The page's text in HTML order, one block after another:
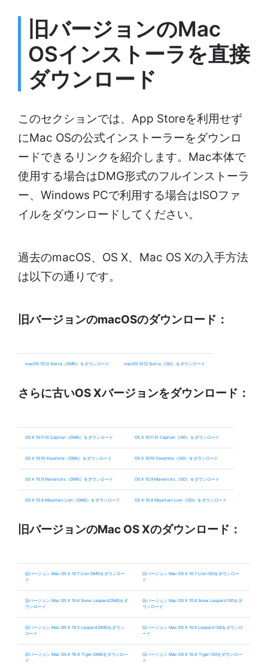
旧バージョンのMac
OSインストーラを直接
ダウンロード
このセクションでは、App Storeを利用せず
にMac OSの公式インストーラーをダウンロ
ードできるリンクを紹介します。Mac本体で
使用する場合はDMG形式のフルインストーラ
ー、Windows PCで利用する場合はISOファ
イルをダウンロードしてください。
過去のmacOS、OS X、Mac OS Xの入手方法
は以下の通りです。
旧バージョンのmacOSのダウンロード：
macOS 10.12 Sierra（DMG）をダウンロード macOS 10.12 Sierra（ISO）をダウンロード
さらに古いOS Xバージョンをダウンロード：
OS X 10.11 El Capitan（DMG）をダウンロード OS X 10.11 El Capitan（ISO）をダウンロード
OS X 10.10 Yosemite（DMG）をダウンロード OS X 10.10 Yosemite（ISO）をダウンロード
OS X 10.9 Mavericks（DMG）をダウンロード OS X 10.9 Mavericks（ISO）をダウンロード
OS X 10.8 Mountain Lion（DMG）をダウンロード OS X 10.8 Mountain Lion（ISO）をダウンロード
旧バージョンのMac OS Xのダウンロード：
旧バージョン Mac OS X 10.7 Lion DMGをダウンロー
ド
旧バージョン Mac OS X 10.7 Lion ISOをダウンロー
ド
旧バージョン Mac OS X 10.6 Snow Leopard DMGをダ
ウンロード
旧バージョン Mac OS X 10.6 Snow Leopard ISOをダ
ウンロード
旧バージョン Mac OS X 10.5 Leopard DMGをダウン
ロード
旧バージョン Mac OS X 10.5 Leopard ISOをダウンロ
ード
旧バージョン Mac OS X 10.4 Tiger DMGをダウンロー
ド
旧バージョン Mac OS X 10.4 Tiger ISOをダウンロー
ド